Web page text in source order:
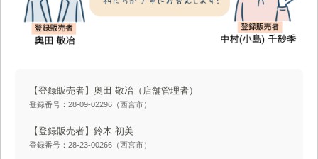
【登録販売者】奥田 敬冶 （店舗管理者）
登録番号：28-09-02296（西宮市）
【登録販売者】鈴木 初美
登録番号：28-23-00266（西宮市）